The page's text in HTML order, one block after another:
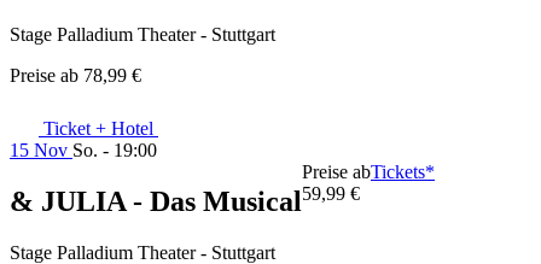
Stage Palladium Theater - Stuttgart
Preise ab 78,99 €
Ticket + Hotel
15 Nov So. - 19:00
& JULIA - Das Musical
Stage Palladium Theater - Stuttgart
Preise ab
59,99 €
Tickets*